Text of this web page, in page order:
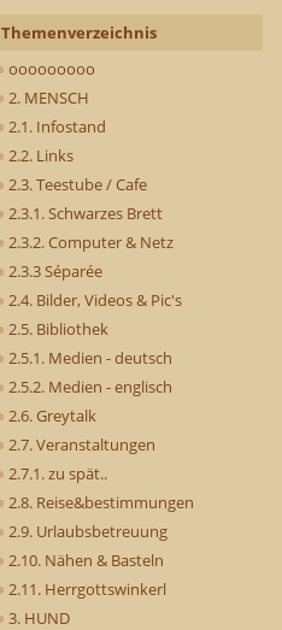
Themenverzeichnis
ooooooooo
2. MENSCH
2.1. Infostand
2.2. Links
2.3. Teestube / Cafe
2.3.1. Schwarzes Brett
2.3.2. Computer & Netz
2.3.3 Séparée
2.4. Bilder, Videos & Pic's
2.5. Bibliothek
2.5.1. Medien - deutsch
2.5.2. Medien - englisch
2.6. Greytalk
2.7. Veranstaltungen
2.7.1. zu spät..
2.8. Reise&bestimmungen
2.9. Urlaubsbetreuung
2.10. Nähen & Basteln
2.11. Herrgottswinkerl
3. HUND